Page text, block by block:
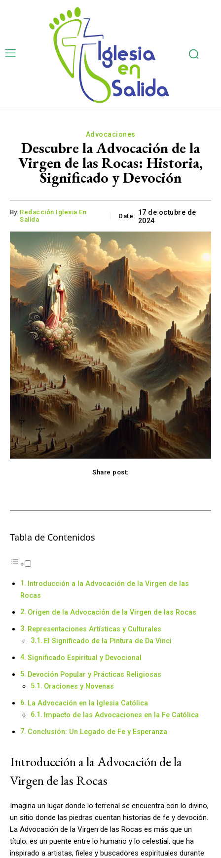
Advocaciones
Descubre la Advocación de la
Virgen de las Rocas: Historia,
Significado y Devoción
By: Redacción Iglesia En
Salida
Date: 17 de octubre de
2024
Share post:
Tabla de Contenidos
Introducción a la Advocación de la Virgen de las
Rocas
Origen de la Advocación de la Virgen de las Rocas
Representaciones Artísticas y Culturales
El Significado de la Pintura de Da Vinci
Significado Espiritual y Devocional
Devoción Popular y Prácticas Religiosas
Oraciones y Novenas
La Advocación en la Iglesia Católica
Impacto de las Advocaciones en la Fe Católica
Conclusión: Un Legado de Fe y Esperanza
Introducción a la Advocación de la
Virgen de las Rocas
Imagina un lugar donde lo terrenal se encuentra con lo divino,
un sitio donde las piedras cuentan historias de fe y devoción.
La Advocación de la Virgen de las Rocas es más que un
título; es un puente entre lo humano y lo celestial, que ha
inspirado a artistas, fieles y buscadores espirituales durante